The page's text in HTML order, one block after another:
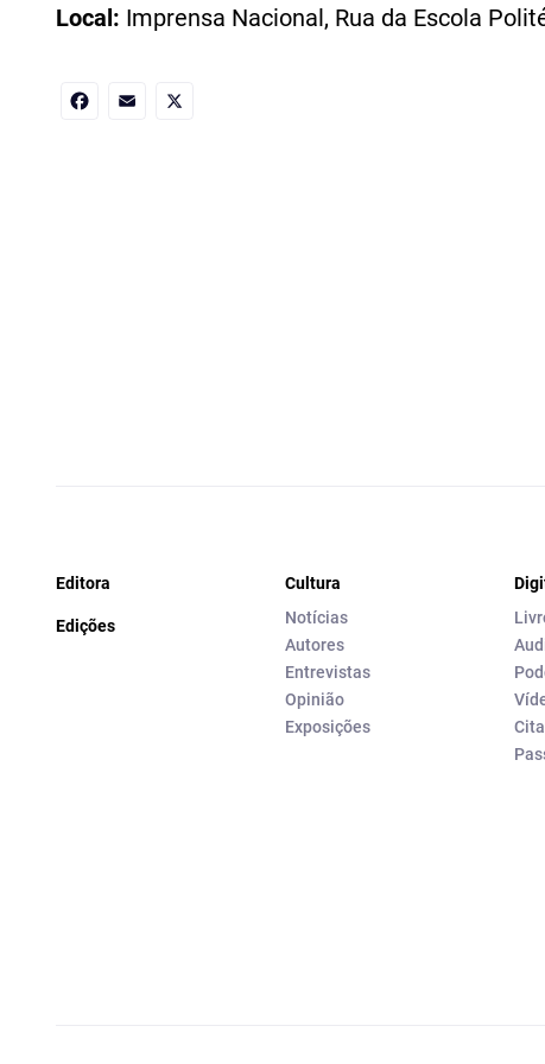
Local: Imprensa Nacional, Rua da Escola
Editora
Edições
Cultura
Notícias
Autores
Entrevistas
Opinião
Exposições